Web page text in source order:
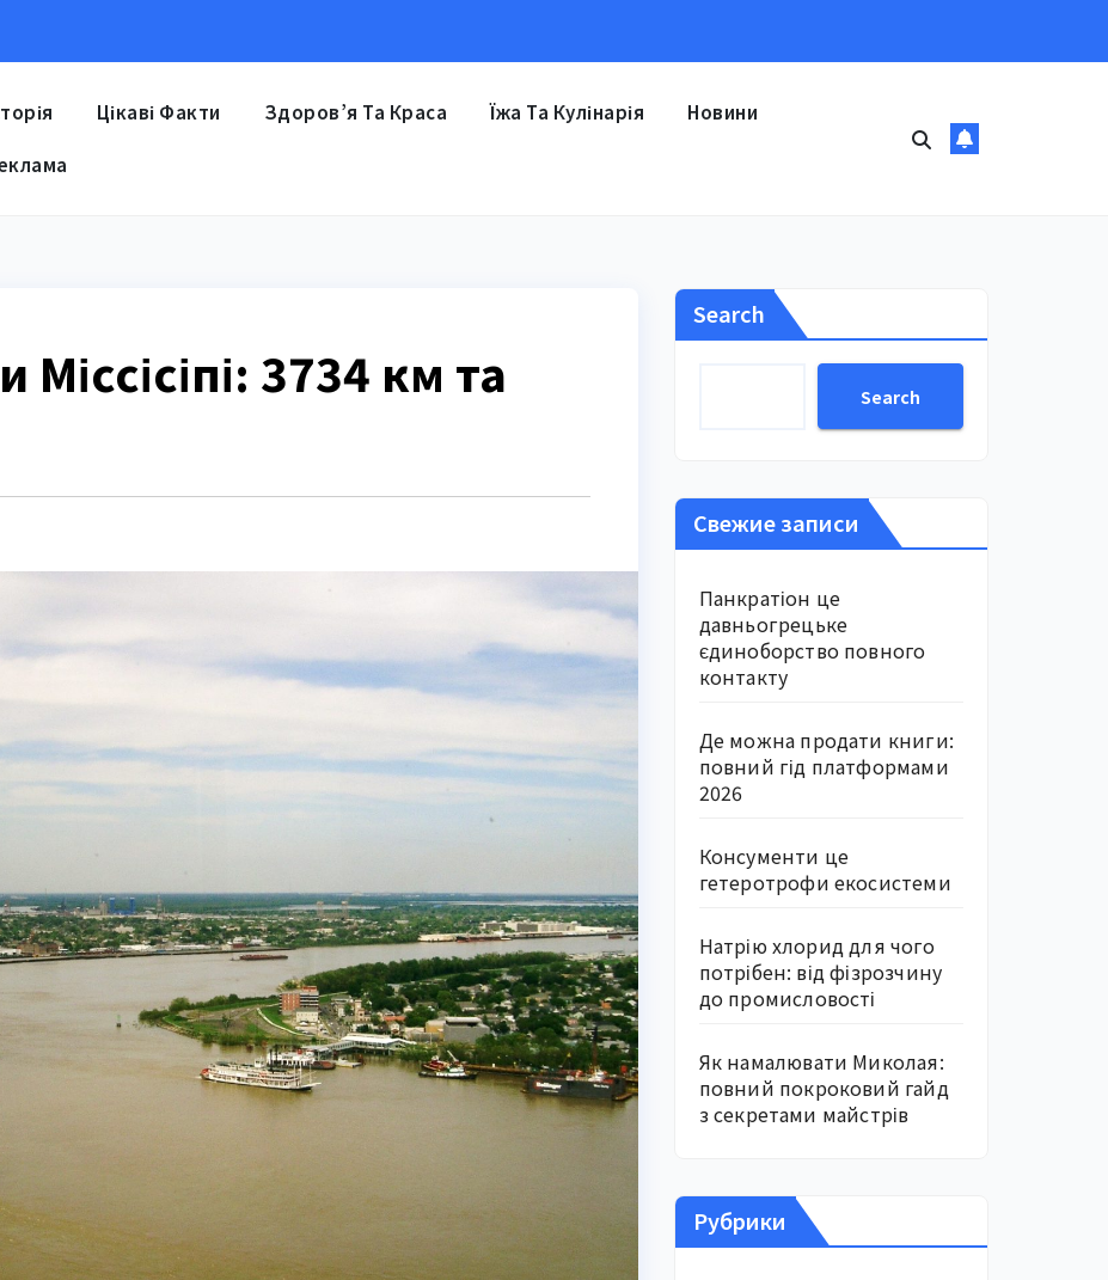
Цікаві Факти Здоров’я Та Краса Їжа Та Кулінарія Новини
3734 км та
Search
Search
Свежие записи
Панкратіон це
давньогрецьке
єдиноборство повного
контакту
Де можна продати книги:
повний гід платформами
2026
Консументи це
гетеротрофи екосистеми
Натрію хлорид для чого
потрібен: від фізрозчину
до промисловості
Як намалювати Миколая:
повний покроковий гайд
з секретами майстрів
Рубрики